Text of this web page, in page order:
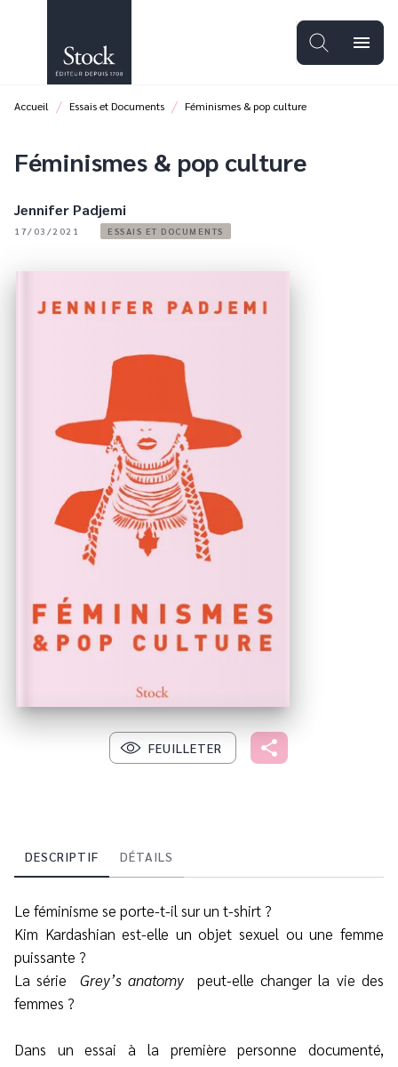
PIED DE PAGE
menu
Accueil / Essais et Documents / Féminismes & pop culture
Féminismes & pop culture
Jennifer Padjemi
17/03/2021 ESSAIS ET DOCUMENTS
FEUILLETER
DESCRIPTIF DÉTAILS
Le féminisme se porte-t-il sur un t-shirt ?
Kim Kardashian est-elle un objet sexuel ou une femme
puissante ?
La série Grey’s anatomy peut-elle changer la vie des
femmes ?
Dans un essai à la première personne documenté,